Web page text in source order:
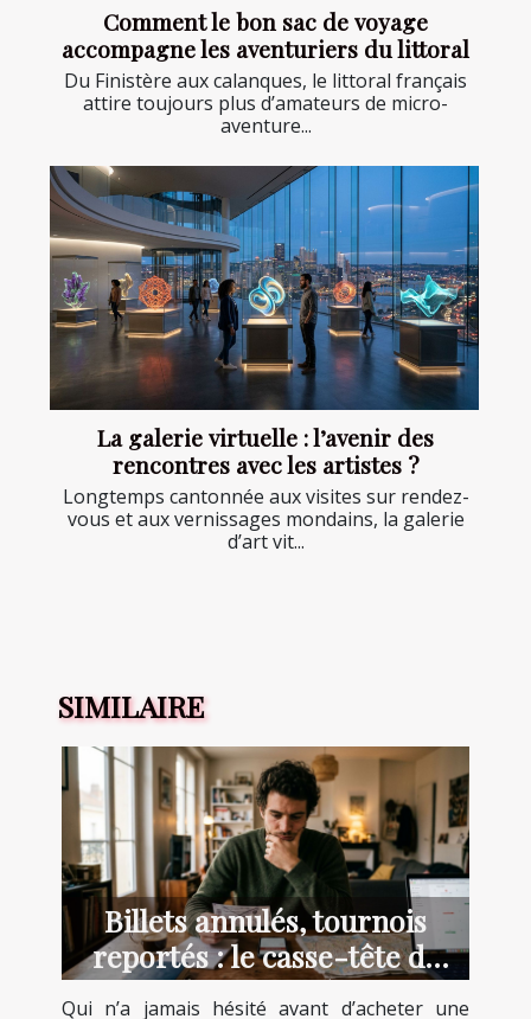
Comment le bon sac de voyage
accompagne les aventuriers du littoral
Du Finistère aux calanques, le littoral français
attire toujours plus d’amateurs de micro-
aventure...
La galerie virtuelle : l’avenir des
rencontres avec les artistes ?
Longtemps cantonnée aux visites sur rendez-
vous et aux vernissages mondains, la galerie
d’art vit...
SIMILAIRE
Billets annulés, tournois
reportés : le casse-tête de
l’incertitude
Qui n’a jamais hésité avant d’acheter une